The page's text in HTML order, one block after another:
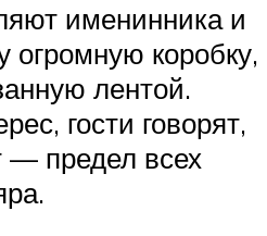
именинника и
огромную коробку,
лентой.
гости говорят,
— предел всех